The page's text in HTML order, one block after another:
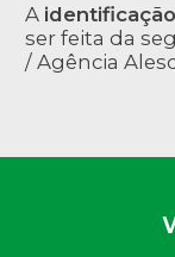
A
ser feita da
/ Agência